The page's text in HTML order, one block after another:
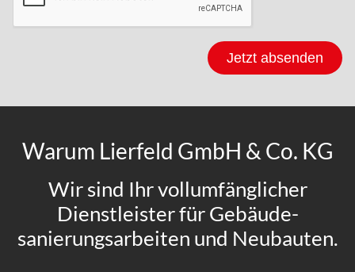
Jetzt absenden
Warum Lierfeld GmbH & Co. KG
Wir sind Ihr vollumfänglicher
Dienstleister für Gebäude­
sanierungs­arbeiten und Neubauten.